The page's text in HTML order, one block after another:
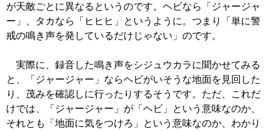
が天敵ごとに異なるというのです。ヘビなら「ジャージャ
ー」、タカなら「ヒヒヒ」というように。つまり「単に警
戒の鳴き声を発しているだけじゃない」のです。
実際に、録音した鳴き声をシジュウカラに聞かせてみる
と、「ジャージャー」ならヘビがいそうな地面を見回した
り、茂みを確認しに行ったりするそうです。ただ、これだ
けでは、「ジャージャー」が「ヘビ」という意味なのか、
それとも「地面に気をつけろ」という意味なのか、わかり